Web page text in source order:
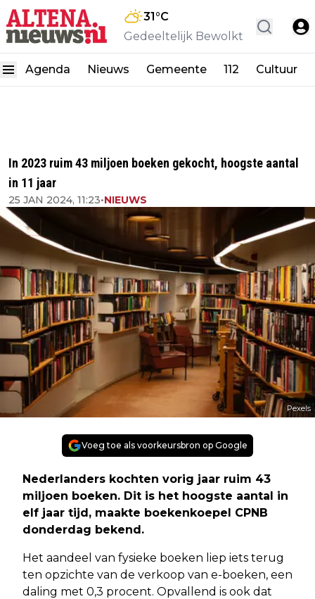
31°C
Gedeeltelijk Bewolkt
Agenda Nieuws Gemeente 112 Cultuur
In 2023 ruim 43 miljoen boeken gekocht, hoogste aantal
in 11 jaar
25 JAN 2024, 11:23•NIEUWS
Pexels
Voeg toe als voorkeursbron op Google
Nederlanders kochten vorig jaar ruim 43
miljoen boeken. Dit is het hoogste aantal in
elf jaar tijd, maakte boekenkoepel CPNB
donderdag bekend.
Het aandeel van fysieke boeken liep iets terug
ten opzichte van de verkoop van e-boeken, een
daling met 0,3 procent. Opvallend is ook dat